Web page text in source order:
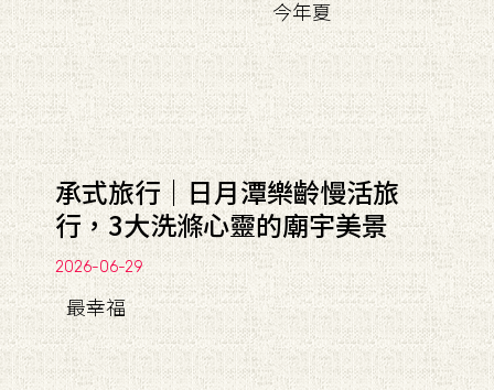
今年夏
承式旅行｜日月潭樂齡慢活旅
行，3大洗滌心靈的廟宇美景
2026-06-29
最幸福